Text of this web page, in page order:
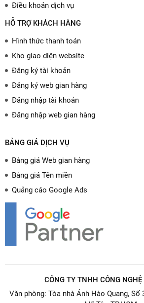
Điều khoản dịch vụ
HỖ TRỢ KHÁCH HÀNG
Hình thức thanh toán
Kho giao diện website
Đăng ký tài khoản
Đăng ký web gian hàng
Đăng nhập tài khoản
Đăng nhập web gian hàng
BẢNG GIÁ DỊCH VỤ
Bảng giá Web gian hàng
Bảng giá Tên miền
Quảng cáo Google Ads
CÔNG TY TNHH CÔNG
Văn phòng: Tòa nhà Ánh Hào Quang, Số